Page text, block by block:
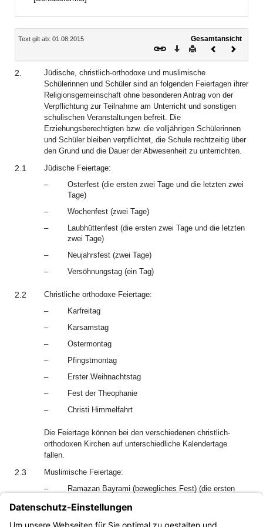
Inhalt
Text gilt ab: 01.08.2015
Gesamtansicht
Download
DruckenVorheriges
2.
Jüdische, christlich-orthodoxe und muslimische
Schülerinnen und Schüler sind an folgenden Feiertagen ihrer
Religionsgemeinschaft ohne besonderen Antrag von der
Verpflichtung zur Teilnahme am Unterricht und sonstigen
schulischen Veranstaltungen befreit. Die
Erziehungsberechtigten bzw. die volljährigen Schülerinnen
und Schüler bleiben verpflichtet, die Schule rechtzeitig über
den Grund und die Dauer der Abwesenheit zu unterrichten.
2.1
Jüdische Feiertage:
–
Osterfest (die ersten zwei Tage und die letzten zwei
Tage)
–
Wochenfest (zwei Tage)
–
Laubhüttenfest (die ersten zwei Tage und die letzten
zwei Tage)
–
Neujahrsfest (zwei Tage)
–
Versöhnungstag (ein Tag)
2.2
Christliche orthodoxe Feiertage:
–
Karfreitag
–
Karsamstag
–
Ostermontag
–
Pfingstmontag
–
Erster Weihnachtstag
–
Fest der Theophanie
–
Christi Himmelfahrt
Die Feiertage können bei den verschiedenen christlich-
orthodoxen Kirchen auf unterschiedliche Kalendertage
fallen.
2.3
Muslimische Feiertage:
–
Ramazan Bayrami (bewegliches Fest) (die ersten
Kurban Bayrami (bewegliches Fest) (die ersten zwei